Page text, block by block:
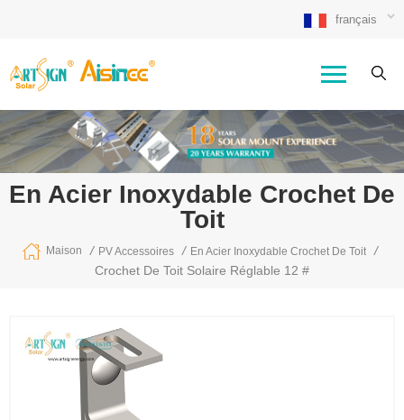
français
En Acier Inoxydable Crochet De
Toit
Maison / PV Accessoires / En Acier Inoxydable Crochet De Toit
/
Crochet De Toit Solaire Réglable 12 #